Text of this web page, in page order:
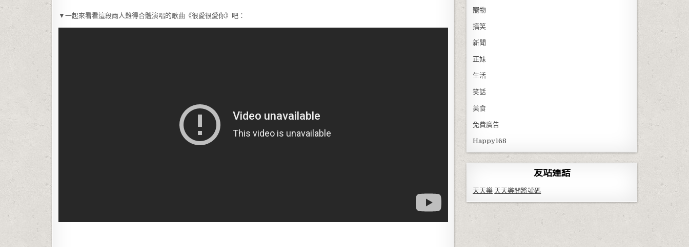
▼一起來看看這段兩人難得合體演唱的歌曲《很愛很愛你》吧：
寵物
搞笑
新聞
正妹
生活
笑話
美食
免費廣告
Happy168
友站連結
天天樂 天天樂開將號碼